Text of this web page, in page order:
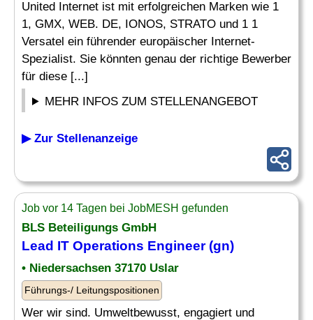
United Internet ist mit erfolgreichen Marken wie 1
1, GMX, WEB. DE, IONOS, STRATO und 1 1
Versatel ein führender europäischer Internet-
Spezialist. Sie könnten genau der richtige Bewerber
für diese [...]
MEHR INFOS ZUM STELLENANGEBOT
▶ Zur Stellenanzeige
Job vor 14 Tagen bei JobMESH gefunden
BLS Beteiligungs GmbH
Lead IT Operations Engineer(gn)
• Niedersachsen 37170 Uslar
Führungs-/ Leitungspositionen
Wer wir sind. Umweltbewusst, engagiert und